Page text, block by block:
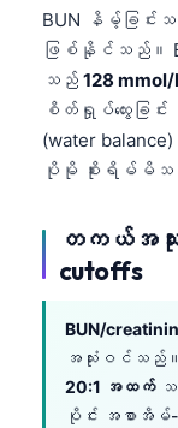
BUN နိမ့်ခြင်းသ
ဖြစ်နိုင်သည်။
သည် 128 mmol/
စိတ်ရှုပ်ထွေးခြင်
(water
ပိုမို စိုးရိမ်မိ
တကယ်အသုံး
cutoffs
BUN/
အသုံးဝင်သည်။
20:1 အထက်သ
ပိုင်း အစာအိမ်-အူ
Basa Jawa
Cebuano
ئۇيغۇرچە
Татар теле
Esperanto
Frysk
Ślōnskŏ
Norsk